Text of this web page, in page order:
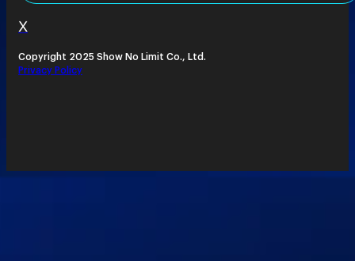
X
Copyright 2025 Show No Limit Co., Ltd.
Privacy Policy